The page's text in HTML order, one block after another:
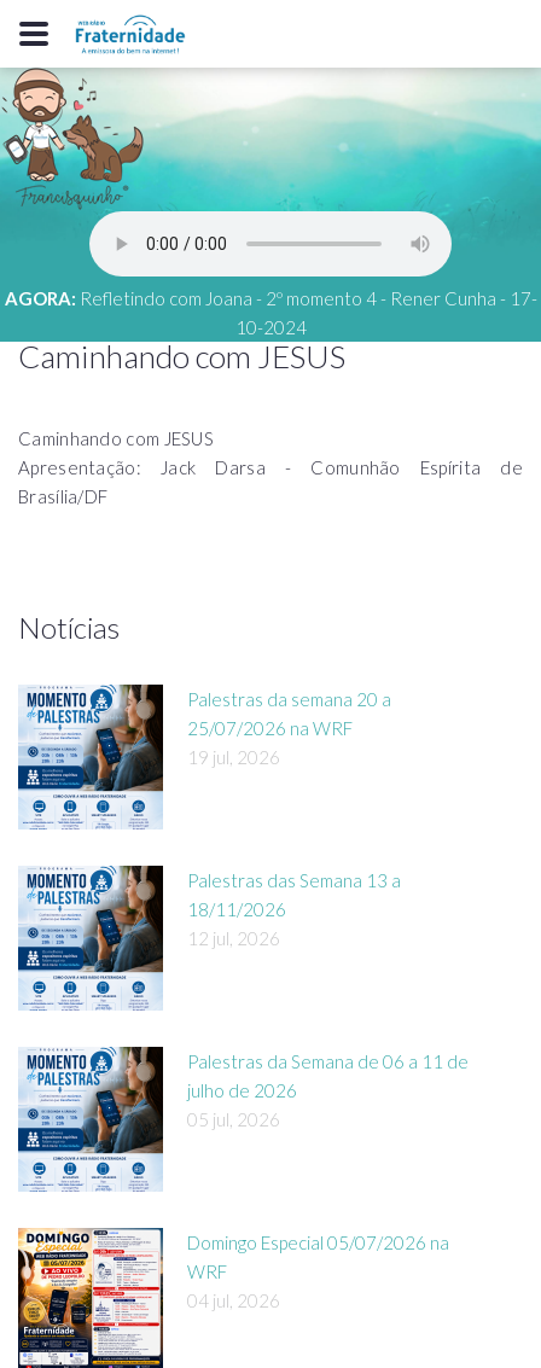
AGORA: Refletindo com Joana - 2º momento 4 - Rener Cunha - 17-
10-2024
Caminhando com JESUS
Caminhando com JESUS
Apresentação: Jack Darsa - Comunhão Espírita de
Brasília/DF
Notícias
Palestras da semana 20 a
25/07/2026 na WRF
19 jul, 2026
Palestras das Semana 13 a
18/11/2026
12 jul, 2026
Palestras da Semana de 06 a 11 de
julho de 2026
05 jul, 2026
Domingo Especial 05/07/2026 na
WRF
04 jul, 2026